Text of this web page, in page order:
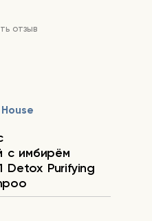
отзыв
с имбирём
Detox Purifying